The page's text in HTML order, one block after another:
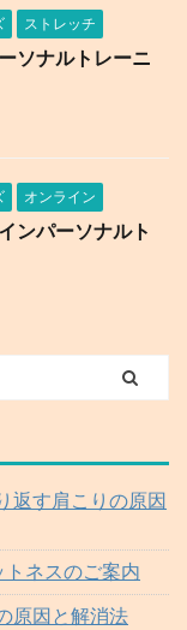
ストレッチ
ソナルトレーニ
オンライン
ンパーソナルト
返す肩こりの原因
ネスのご案内
原因と解消法